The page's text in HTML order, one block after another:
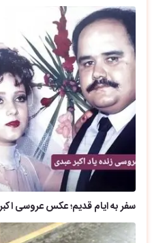
سفر به ایام قدیم؛ عکس عروسی اکبر